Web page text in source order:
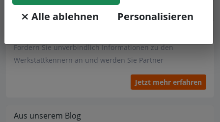
Werkstatt
Fordern Sie unverbindlich Informationen zu den
Werkstattkennern an und werden Sie Partner
Jetzt mehr erfahren
Aus unserem Blog
⨯ Alle ablehnen
Personalisieren